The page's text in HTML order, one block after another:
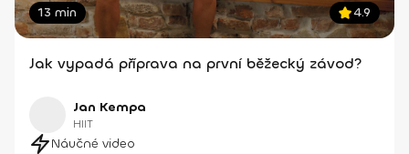
13 min 4.9
Jak vypadá příprava na první běžecký závod?
Jan Kempa
HIIT
Náučné video